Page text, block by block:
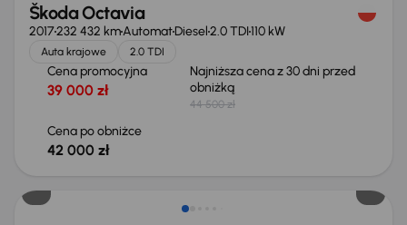
Škoda Octavia
2017232 432 kmAutomatDiesel2.0 TDI110 kW
Auta krajowe 2.0 TDI
Cena promocyjna
39 000 zł
Najniższa cena z 30 dni przed
obniżką
44 500 zł
Cena po obniżce
42 000 zł